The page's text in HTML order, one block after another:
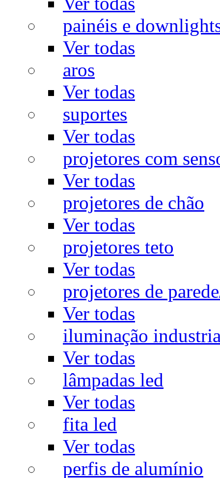
painéis e
Ver todas
aros
Ver todas
suportes
Ver todas
projetores com
Ver todas
projetores de chão
Ver todas
projetores teto
Ver todas
projetores de
Ver todas
iluminação
Ver todas
lâmpadas led
Ver todas
fita led
Ver todas
perfis de alumínio